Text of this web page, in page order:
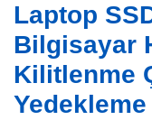
Laptop
Bilgisayar
Kilitlenme
Yedekleme